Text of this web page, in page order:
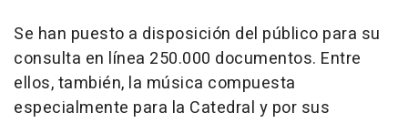
Se han puesto a disposición del público para su
consulta en línea 250.000 documentos. Entre
ellos, también, la música compuesta
especialmente para la Catedral y por sus